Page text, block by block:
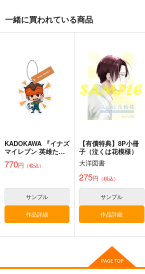
サンプル
少女フラクタル
2,750
サンプル
AbsoluteZero
円（税込）
霧雨魔理沙
サンプル
ダー 博麗霊夢
AbsoluteZero
990円（税込）
博麗霊夢
サンプル
ダー 魂魄妖夢
東方スライドキーホル
ダー 古明地さとり
一緒に買われている商品
KADOKAWA 『イナズ
マイレブン 英雄たち
ド』キャラクターアク
770円 （税込）
サンプル
作品詳細
【有償特典】8P小冊
子（泣くは花模様）
大洋図書
275円 （税込）
サンプル
作品詳細